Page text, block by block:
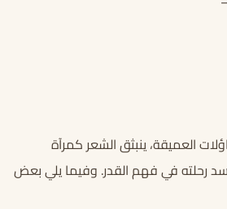
العميقة، ينبثق الشعر كمرآة
رحلته في فهم القدر. وفيما يلي بعض